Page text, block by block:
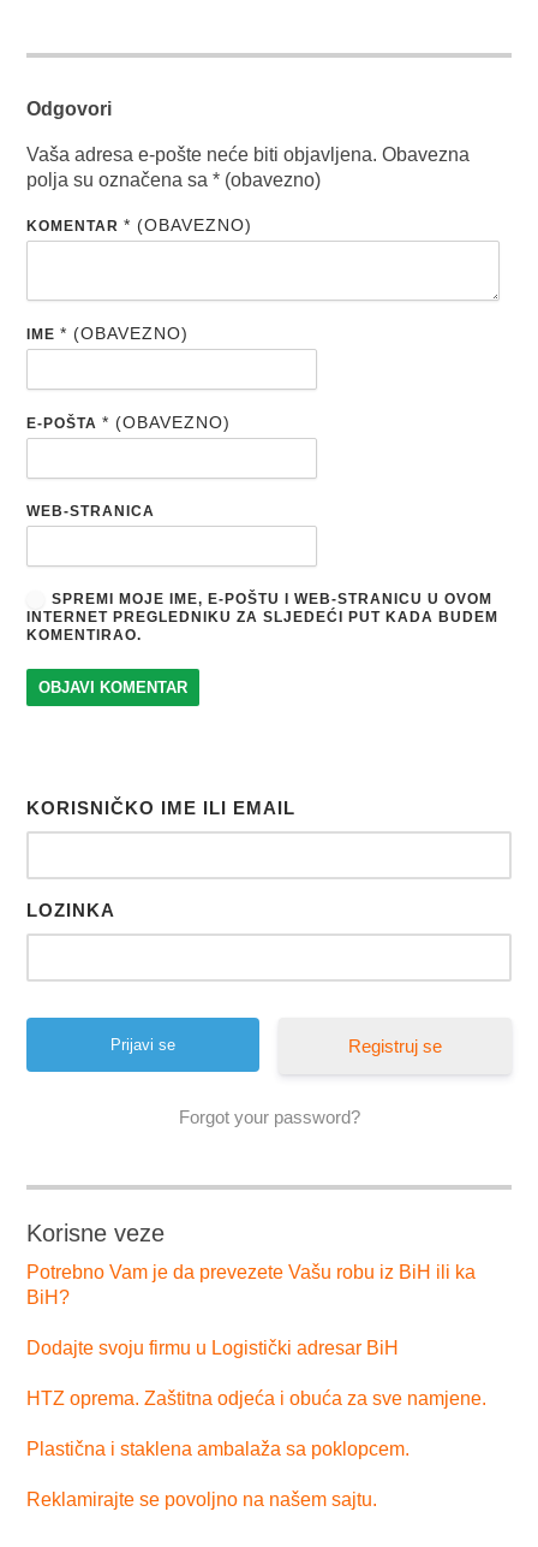
Odgovori
Vaša adresa e-pošte neće biti objavljena. Obavezna
polja su označena sa* (obavezno)
KOMENTAR* (OBAVEZNO)
IME* (OBAVEZNO)
E-POŠTA* (OBAVEZNO)
WEB-STRANICA
SPREMI MOJE IME, E-POŠTU I WEB-STRANICU U OVOM
INTERNET PREGLEDNIKU ZA SLJEDEĆI PUT KADA BUDEM
KOMENTIRAO.
KORISNIČKO IME ILI EMAIL
LOZINKA
Registruj se
Forgot your password?
Korisne veze
Potrebno Vam je da prevezete Vašu robu iz BiH ili ka
BiH?
Dodajte svoju firmu u Logistički adresar BiH
HTZ oprema. Zaštitna odjeća i obuća za sve namjene.
Plastična i staklena ambalaža sa poklopcem.
Reklamirajte se povoljno na našem sajtu.